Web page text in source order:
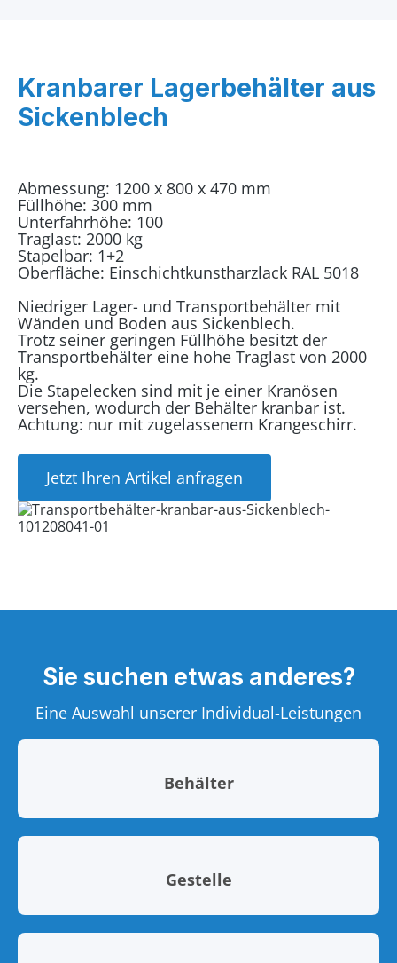
Kranbarer Lagerbehälter aus
Sickenblech
Abmessung: 1200 x 800 x 470 mm
Füllhöhe: 300 mm
Unterfahrhöhe: 100
Traglast: 2000 kg
Stapelbar: 1+2
Oberfläche: Einschichtkunstharzlack RAL 5018
Niedriger Lager- und Transportbehälter mit
Wänden und Boden aus Sickenblech.
Trotz seiner geringen Füllhöhe besitzt der
Transportbehälter eine hohe Traglast von 2000
kg.
Die Stapelecken sind mit je einer Kranösen
versehen, wodurch der Behälter kranbar ist.
Achtung: nur mit zugelassenem Krangeschirr.
Jetzt Ihren Artikel anfragen
Sie suchen etwas anderes?
Eine Auswahl unserer Individual-Leistungen
Behälter
Gestelle